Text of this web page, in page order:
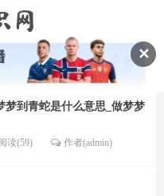
✕
梦到青蛇是什么意思_做梦梦
读(59) 作者(admin)